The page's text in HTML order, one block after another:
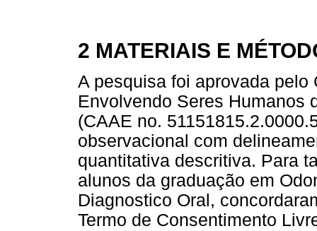
2 MATERIAIS E
A pesquisa foi aprovada
Envolvendo Seres Humanos
(CAAE no.
observacional com
quantitativa descritiva. Para
alunos da graduação em
Diagnostico Oral,
Termo de Consentimento